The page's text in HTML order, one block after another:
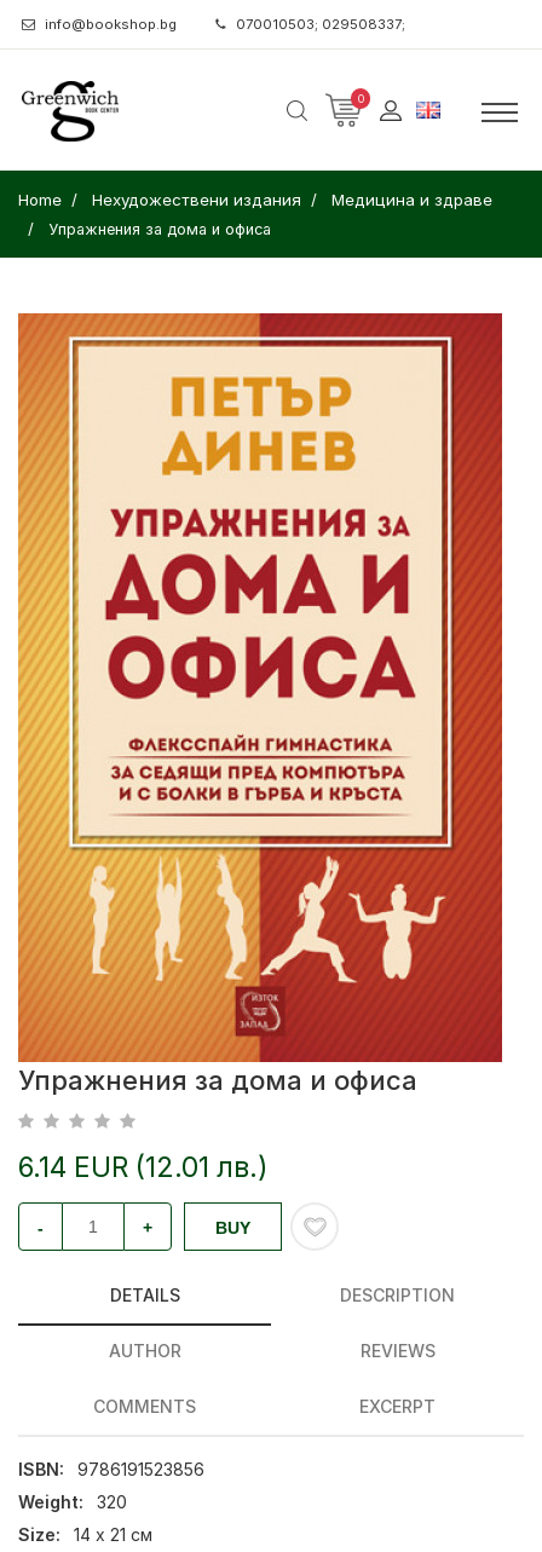
info@bookshop.bg 070010503; 029508337;
0
Home Нехудожествени издания Медицина и здраве
Упражнения за дома и офиса
Упражнения за дома и офиса
6.14 EUR (12.01 лв.)
- + BUY
DETAILS DESCRIPTION
AUTHOR REVIEWS
COMMENTS EXCERPT
ISBN:
9786191523856
Weight:
320
Size:
14 х 21 см